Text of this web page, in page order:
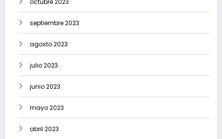
octubre 2023
septiembre 2023
agosto 2023
julio 2023
junio 2023
mayo 2023
abril 2023